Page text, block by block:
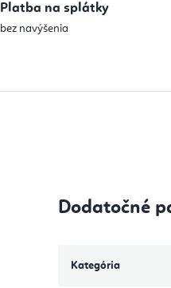
Platba na splátky
bez navýšenia
Dodatočné
Kategória